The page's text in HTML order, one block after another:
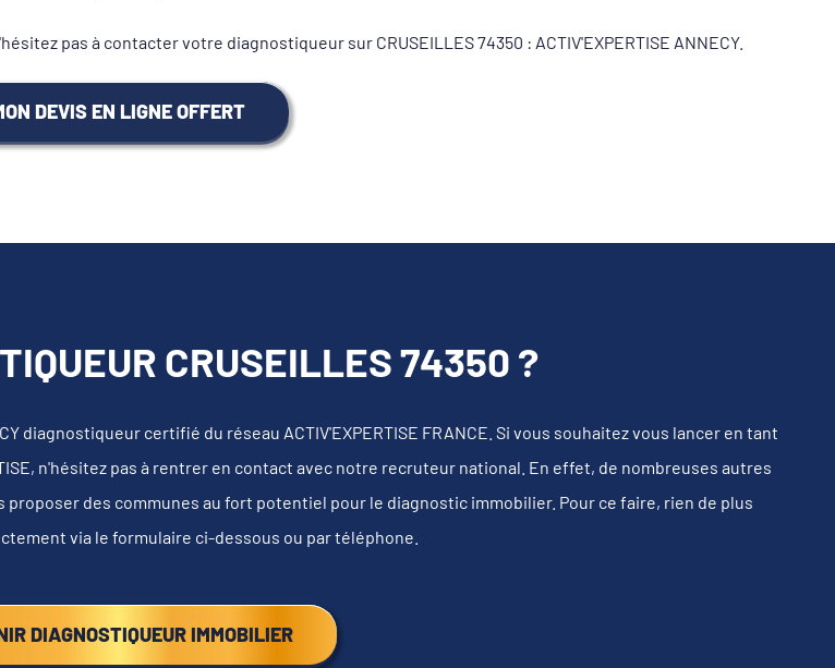
pas à contacter votre diagnostiqueur sur CRUSEILLES 74350 : ACTIV'EXPERTISE ANNECY.
DEVIS EN LIGNE OFFERT
CRUSEILLES 74350 ?
diagnostiqueur certifié du réseau ACTIV'EXPERTISE FRANCE. Si vous souhaitez vous lancer en tant
n'hésitez pas à rentrer en contact avec notre recruteur national. En effet, de nombreuses autres
des communes au fort potentiel pour le diagnostic immobilier. Pour ce faire, rien de plus
via le formulaire ci-dessous ou par téléphone.
DIAGNOSTIQUEUR IMMOBILIER